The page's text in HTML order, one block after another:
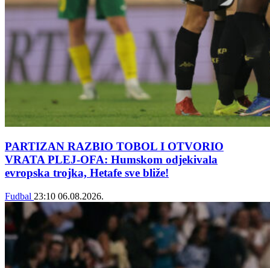
PARTIZAN RAZBIO TOBOL I OTVORIO
VRATA PLEJ-OFA: Humskom odjekivala
evropska trojka, Hetafe sve bliže!
Fudbal 23:10 06.08.2026.